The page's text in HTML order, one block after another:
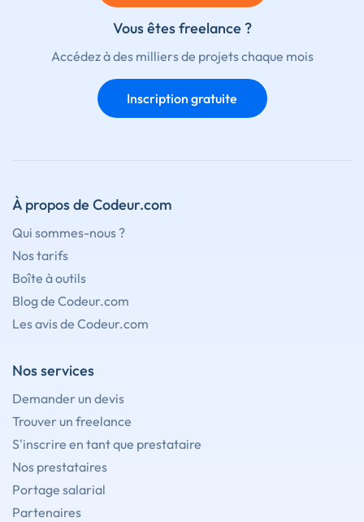
Vous êtes freelance ?
Accédez à des milliers de projets chaque mois
Inscription gratuite
À propos de Codeur.com
Qui sommes-nous ?
Nos tarifs
Boîte à outils
Blog de Codeur.com
Les avis de Codeur.com
Nos services
Demander un devis
Trouver un freelance
S'inscrire en tant que prestataire
Nos prestataires
Portage salarial
Partenaires